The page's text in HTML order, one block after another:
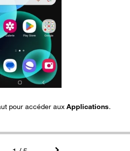
pour accéder aux Applications.